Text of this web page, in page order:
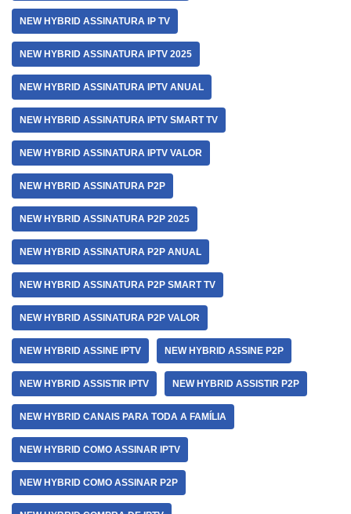
NEW HYBRID ASSINATURA IP TV
NEW HYBRID ASSINATURA IPTV 2025
NEW HYBRID ASSINATURA IPTV ANUAL
NEW HYBRID ASSINATURA IPTV SMART TV
NEW HYBRID ASSINATURA IPTV VALOR
NEW HYBRID ASSINATURA P2P
NEW HYBRID ASSINATURA P2P 2025
NEW HYBRID ASSINATURA P2P ANUAL
NEW HYBRID ASSINATURA P2P SMART TV
NEW HYBRID ASSINATURA P2P VALOR
NEW HYBRID ASSINE IPTV NEW HYBRID ASSINE P2P
NEW HYBRID ASSISTIR IPTV NEW HYBRID ASSISTIR P2P
NEW HYBRID CANAIS PARA TODA A FAMÍLIA
NEW HYBRID COMO ASSINAR IPTV
NEW HYBRID COMO ASSINAR P2P